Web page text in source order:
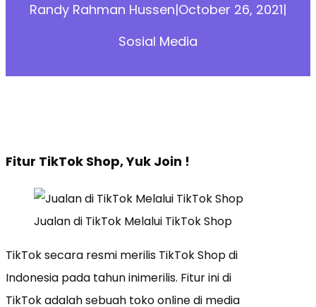
Randy Rahman Hussen|October 26, 2021|
Sosial Media
Fitur TikTok Shop, Yuk Join !
Jualan di TikTok Melalui TikTok Shop
TikTok secara resmi merilis TikTok Shop di
Indonesia pada tahun inimerilis. Fitur ini di
TikTok adalah sebuah toko online di media